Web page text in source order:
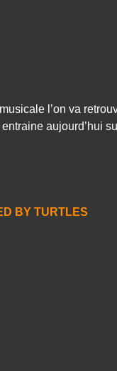
l’on va
entraine aujourd’hui
BY TURTLES